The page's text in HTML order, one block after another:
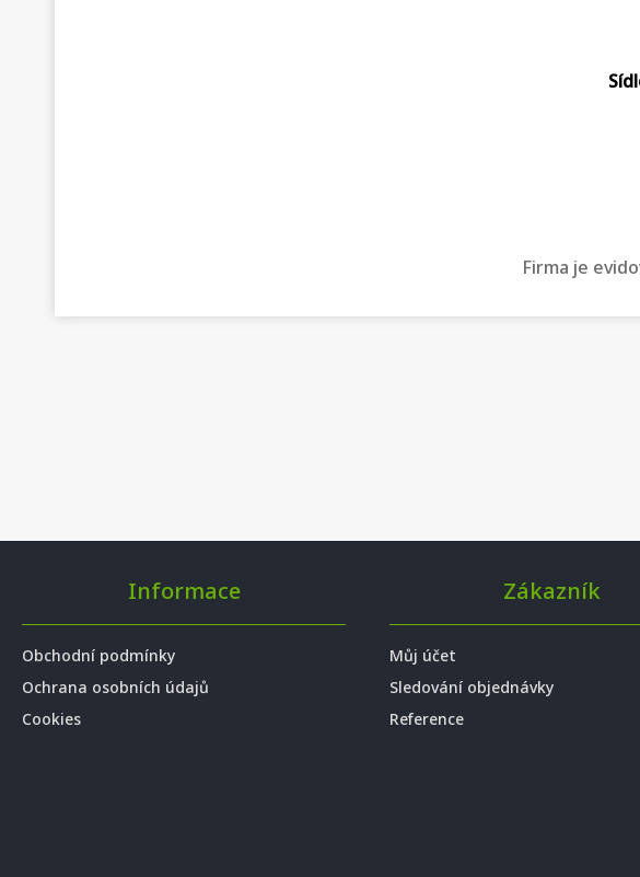
Firma je
Informace
Obchodní podmínky
Ochrana osobních údajů
Cookies
Zákazník
Můj účet
Sledování objednávky
Reference